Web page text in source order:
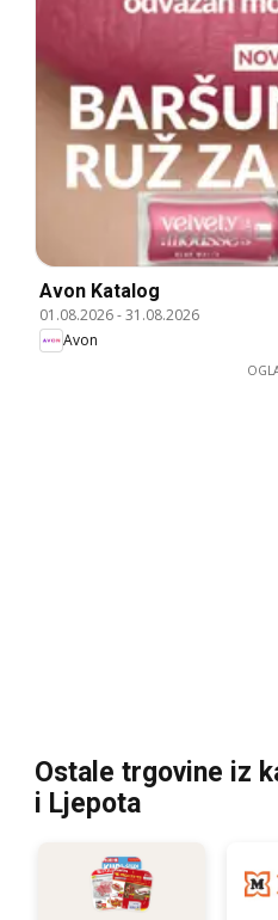
Avon Katalog
01.08.2026-31.08.2026
Avon
Ostale trgovine iz
i Ljepota